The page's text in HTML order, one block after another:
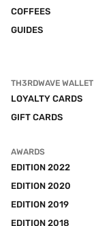
COFFEES
GUIDES
TH3RDWAVE WALLET
LOYALTY CARDS
GIFT CARDS
AWARDS
EDITION 2022
EDITION 2020
EDITION 2019
EDITION 2018